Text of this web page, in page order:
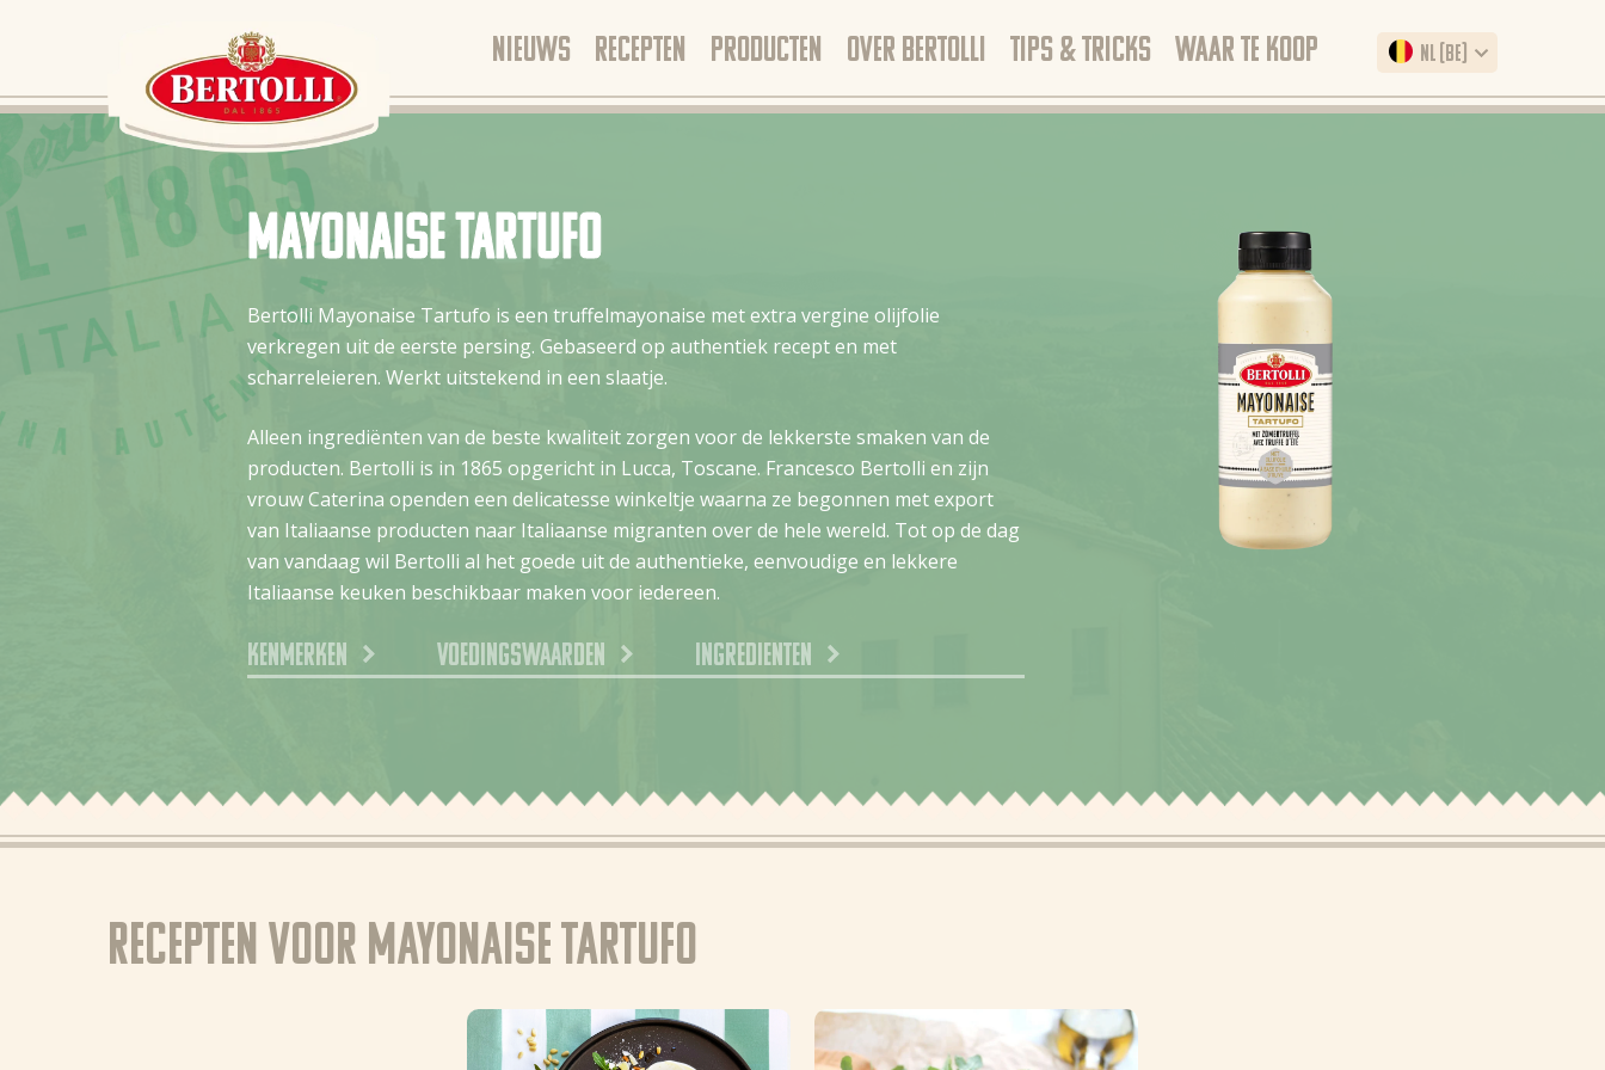
NIEUWS RECEPTEN PRODUCTEN OVER BERTOLLI TIPS & TRICKS WAAR TE KOOP NL (BE)
Mayonaise Tartufo
Bertolli Mayonaise Tartufo is een truffelmayonaise met extra vergine olijfolie
verkregen uit de eerste persing. Gebaseerd op authentiek recept en met
scharreleieren. Werkt uitstekend in een slaatje.
Alleen ingrediënten van de beste kwaliteit zorgen voor de lekkerste smaken van de
producten. Bertolli is in 1865 opgericht in Lucca, Toscane. Francesco Bertolli en zijn
vrouw Caterina openden een delicatesse winkeltje waarna ze begonnen met export
van Italiaanse producten naar Italiaanse migranten over de hele wereld. Tot op de dag
van vandaag wil Bertolli al het goede uit de authentieke, eenvoudige en lekkere
Italiaanse keuken beschikbaar maken voor iedereen.
Kenmerken Voedingswaarden Ingredienten
Recepten voor Mayonaise Tartufo